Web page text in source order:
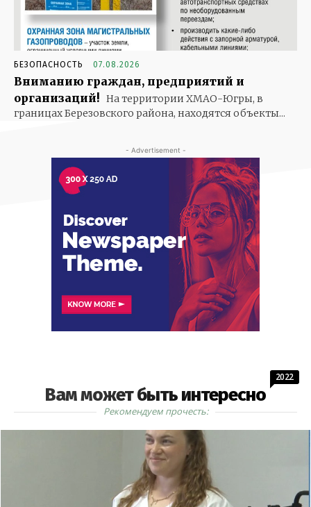
БЕЗОПАСНОСТЬ 07.08.2026
Вниманию граждан, предприятий и
организаций! На территории ХМАО-Югры, в
границах Березовского района, находятся объекты...
- Advertisement -
Вам может быть интересно
2022
Рекомендуем прочесть: